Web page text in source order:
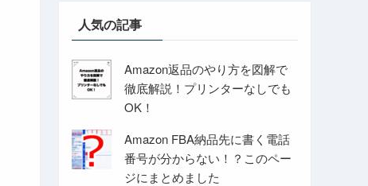
人気の記事
Amazon返品のやり方を図解で
徹底解説！プリンターなしでも
OK！
Amazon FBA納品先に書く電話
番号が分からない！？このペー
ジにまとめました